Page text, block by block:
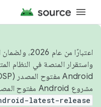
اعتبارًا من
واستقرار المنصة في النظام
مشروع Android مفتوح المصدر والمساهمة فيه، استخدِم
latest-release